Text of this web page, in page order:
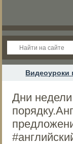
Видеоуроки
Дни